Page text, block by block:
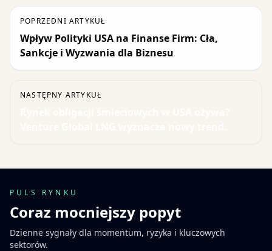
POPRZEDNI ARTYKUŁ
Wpływ Polityki USA na Finanse Firm: Cła,
Sankcje i Wyzwania dla Biznesu
NASTĘPNY ARTYKUŁ
PULS RYNKU
Coraz mocniejszy popyt
Dzienne sygnały dla momentum, ryzyka i kluczowych
sektorów.